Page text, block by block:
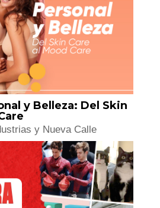
y la Otra Pantalla:
y Snacking
y Nueva Calle